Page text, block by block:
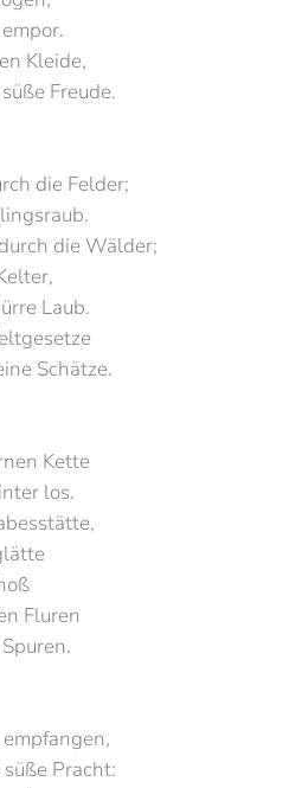
Kleide,
Freude.
die Felder;
die Wälder;
Laub.
Schätze.
Kette
los.
Fluren
Pracht: